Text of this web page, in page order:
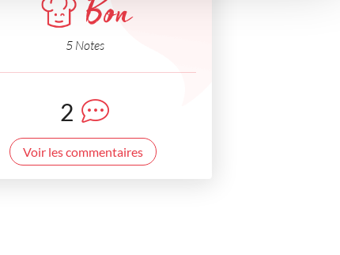
Bon
5 Notes
2
Voir les commentaires